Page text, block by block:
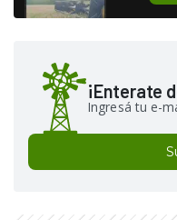
¡Enterate
Ingresá tu e-